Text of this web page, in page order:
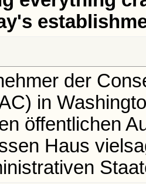
der
in
öffentlichen
Haus